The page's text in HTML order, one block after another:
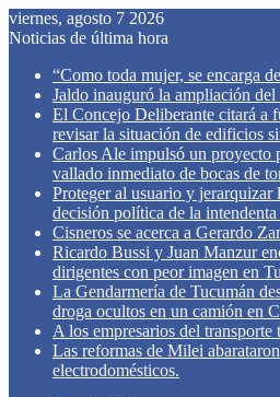
viernes, agosto 7 2026
Noticias de última hora
“Como toda mujer, se encarga
Jaldo inauguró la ampliación del
El Concejo Deliberante citará a
revisar la situación de edificios
Carlos Ale impulsó un proyecto
vallado inmediato de bocas de
Proteger al usuario y jerarquizar
decisión política de la intendenta
Cisneros se acerca a Gerardo
Ricardo Bussi y Juan Manzur
dirigentes con peor imagen en
La Gendarmería de Tucumán
droga ocultos en un camión en
A los empresarios del transporte
Las reformas de Milei
electrodomésticos.